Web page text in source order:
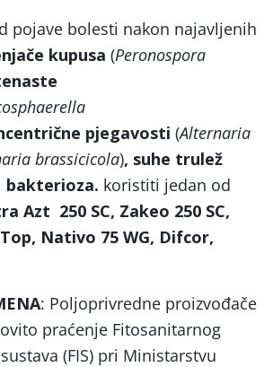
pojave bolesti nakon najavljenih
kupusa (Peronospora
pjegavosti (Alternaria
brassicicola), suhe trulež
bakterioza. koristiti jedan od
Azt 250 SC, Zakeo 250 SC,
Nativo 75 WG, Difcor,
: Poljoprivredne proizvođače
praćenje Fitosanitarnog
(FIS) pri Ministarstvu